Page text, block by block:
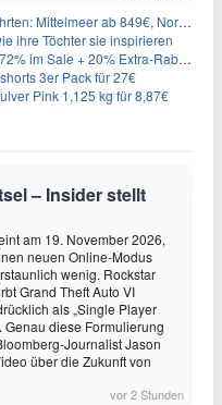
ab 849€, Norwegen ab 999€ p.P.
ihre Töchter sie inspirieren
+ 20% Extra-Rabatt dank Gutschein
3er Pack für 27€
Pink 1,125 kg für 8,87€
– Insider stellt
am 19. November 2026,
neuen Online-Modus
wenig. Rockstar
Grand Theft Auto VI
als „Single Player
Genau diese Formulierung
Journalist Jason
über die Zukunft von
vor 2 Stunden